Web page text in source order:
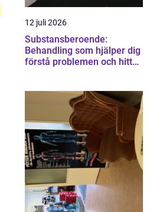
12 juli 2026
Substansberoende:
Behandling som hjälper dig
förstå problemen och hitta